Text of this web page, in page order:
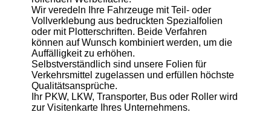
Wir veredeln Ihre Fahrzeuge mit Teil- oder
Vollverklebung aus bedruckten Spezialfolien
oder mit Plotterschriften. Beide Verfahren
können auf Wunsch kombiniert werden, um die
Auffälligkeit zu erhöhen.
Selbstverständlich sind unsere Folien für
Verkehrsmittel zugelassen und erfüllen höchste
Qualitätsansprüche.
Ihr PKW, LKW, Transporter, Bus oder Roller wird
zur Visitenkarte Ihres Unternehmens.